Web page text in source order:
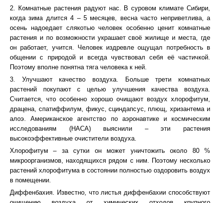
2. Комнатные растения радуют нас. В суровом климате Сибири,
когда зима длится 4 – 5 месяцев, весна часто неприветлива, а
осень надоедает слякотью человек особенно ценит комнатные
растения и по возможности украшает своё жилище и места, где
он работает, учится. Человек издревле ощущал потребность в
общении с природой и всегда чувствовал себя её частичкой.
Поэтому вполне понятна тяга человека к ней.
3. Улучшают качество воздуха. Больше трети комнатных
растений покупают с целью улучшения качества воздуха.
Считается, что особенно хорошо очищают воздух хлорофитум,
драцена, спатиффилум, фикус, сциндапсус, плющ, хризантема и
алоэ. Американское агентство по аэронавтике и космическим
исследованиям (НАСА) выяснили – эти растения
высокоэффективные очистители воздуха.
Хлорофитум – за сутки он может уничтожить около 80 %
микроорганизмов, находящихся рядом с ним. Поэтому несколько
растений хлорофитума в состоянии полностью оздоровить воздух
в помещении.
Диффенбахия. Известно, что листья диффенбахии способствуют